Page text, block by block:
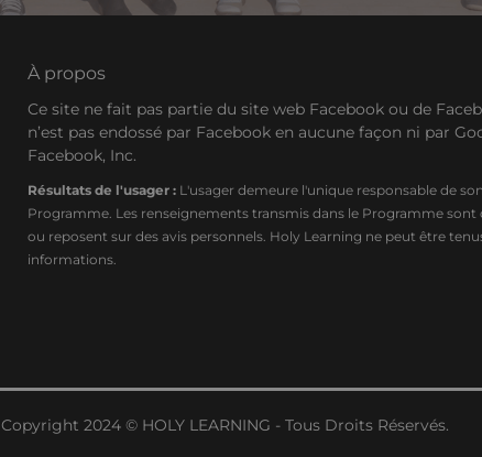
À propos
Ce site ne fait pas partie du site web Facebook ou de
n’est pas endossé par Facebook en aucune façon ni par
Facebook, Inc.
Résultats de l'usager : L'usager demeure l'unique responsable de
Programme. Les renseignements transmis dans le Programme
ou reposent sur des avis personnels. Holy Learning ne peut être
informations.
Copyright 2024 © HOLY LEARNING - Tous Droits Réservés.